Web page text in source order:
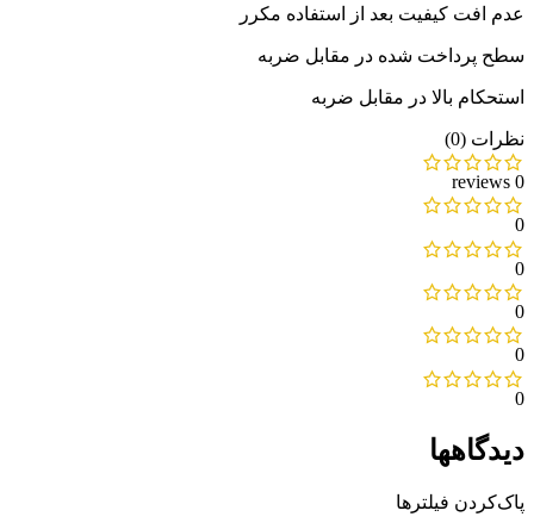
عدم افت کیفیت بعد از استفاده مکرر
سطح پرداخت شده در مقابل ضربه
استحکام بالا در مقابل ضربه
نظرات (0)
0 reviews
0
0
0
0
0
دیدگاهها
پاک‌کردن فیلترها